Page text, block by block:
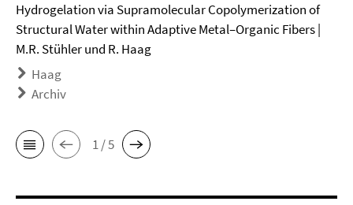
Hydrogelation via Supramolecular Copolymerization of
Structural Water within Adaptive Metal–Organic Fibers |
M.R. Stühler und R. Haag
Haag
Archiv
1 / 5